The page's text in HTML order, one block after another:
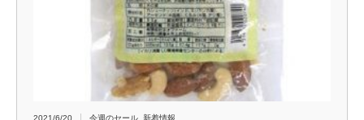
2021/6/20 今週のセール 新着情報